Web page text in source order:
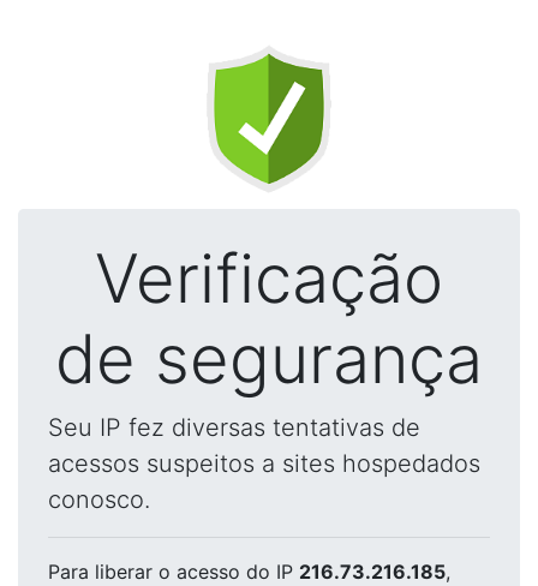
Verificação
de segurança
Seu IP fez diversas tentativas de
acessos suspeitos a sites hospedados
conosco.
Para liberar o acesso do IP 216.73.216.185,